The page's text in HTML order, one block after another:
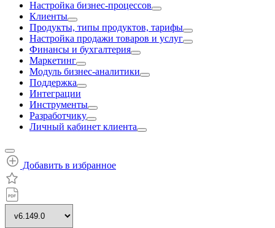
Настройка бизнес-процессов
Клиенты
Продукты, типы продуктов, тарифы
Настройка продажи товаров и услуг
Финансы и бухгалтерия
Маркетинг
Модуль бизнес-аналитики
Поддержка
Интеграции
Инструменты
Разработчику
Личный кабинет клиента
Добавить в избранное